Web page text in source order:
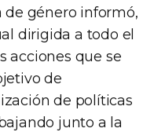
de género informó,
dirigida a todo el
acciones que se
de
de políticas
junto a la